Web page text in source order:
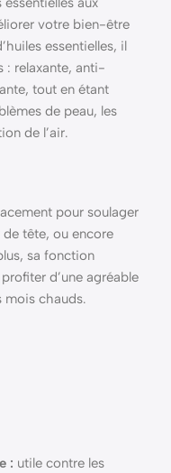
votre bien-être
essentielles, il
: relaxante, anti-
tout en étant
de peau, les
de l’air.
pour soulager
de tête, ou encore
sa fonction
d’une agréable
mois chauds.
: utile contre les